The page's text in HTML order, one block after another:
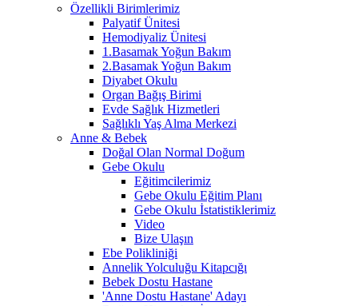
Özellikli Birimlerimiz
Palyatif Ünitesi
Hemodiyaliz Ünitesi
1.Basamak Yoğun Bakım
2.Basamak Yoğun Bakım
Diyabet Okulu
Organ Bağış Birimi
Evde Sağlık Hizmetleri
Sağlıklı Yaş Alma Merkezi
Anne & Bebek
Doğal Olan Normal Doğum
Gebe Okulu
Eğitimcilerimiz
Gebe Okulu Eğitim Planı
Gebe Okulu İstatistiklerimiz
Video
Bize Ulaşın
Ebe Polikliniği
Annelik Yolculuğu Kitapcığı
Bebek Dostu Hastane
'Anne Dostu Hastane' Adayı